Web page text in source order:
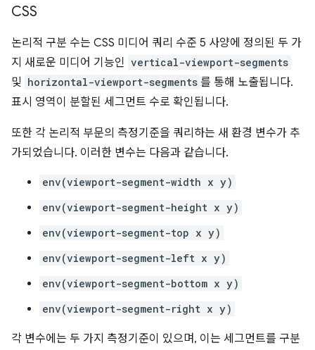
CSS
논리적 구분 수는 CSS 미디어 쿼리 수준 5 사양에 정의된 두 가
지 새로운 미디어 기능인 vertical-viewport-segments
및 horizontal-viewport-segments 를 통해 노출됩니다.
표시 영역이 분할된 세그먼트 수로 확인됩니다.
또한 각 논리적 부문의 측정기준을 쿼리하는 새 환경 변수가 추
가되었습니다. 이러한 변수는 다음과 같습니다.
env(viewport-segment-width x y)
env(viewport-segment-height x y)
env(viewport-segment-top x y)
env(viewport-segment-left x y)
env(viewport-segment-bottom x y)
env(viewport-segment-right x y)
각 변수에는 두 가지 측정기준이 있으며, 이는 세그먼트를 구분